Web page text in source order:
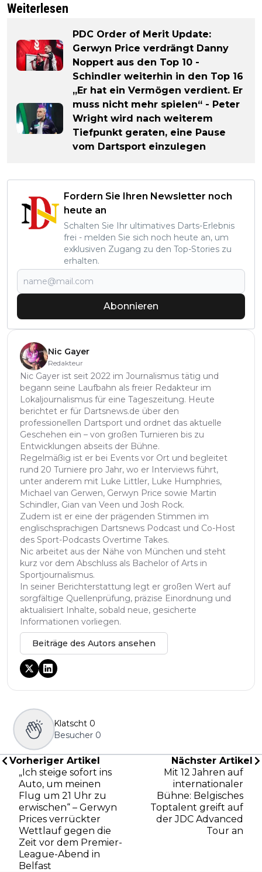
Weiterlesen
PDC Order of Merit Update:
Gerwyn Price verdrängt Danny
Noppert aus den Top 10 -
Schindler weiterhin in den Top 16
„Er hat ein Vermögen verdient. Er
muss nicht mehr spielen“ - Peter
Wright wird nach weiterem
Tiefpunkt geraten, eine Pause
vom Dartsport einzulegen
Fordern Sie Ihren Newsletter noch
heute an
Schalten Sie Ihr ultimatives Darts-Erlebnis
frei - melden Sie sich noch heute an, um
exklusiven Zugang zu den Top-Stories zu
erhalten.
Abonnieren
Nic Gayer
Redakteur
Nic Gayer ist seit 2022 im Journalismus tätig und
begann seine Laufbahn als freier Redakteur im
Lokaljournalismus für eine Tageszeitung. Heute
berichtet er für Dartsnews.de über den
professionellen Dartsport und ordnet das aktuelle
Geschehen ein – von großen Turnieren bis zu
Entwicklungen abseits der Bühne.
Regelmäßig ist er bei Events vor Ort und begleitet
rund 20 Turniere pro Jahr, wo er Interviews führt,
unter anderem mit Luke Littler, Luke Humphries,
Michael van Gerwen, Gerwyn Price sowie Martin
Schindler, Gian van Veen und Josh Rock.
Zudem ist er eine der prägenden Stimmen im
englischsprachigen Dartsnews Podcast und Co-Host
des Sport-Podcasts Overtime Takes.
Nic arbeitet aus der Nähe von München und steht
kurz vor dem Abschluss als Bachelor of Arts in
Sportjournalismus.
In seiner Berichterstattung legt er großen Wert auf
sorgfältige Quellenprüfung, präzise Einordnung und
aktualisiert Inhalte, sobald neue, gesicherte
Informationen vorliegen.
Beiträge des Autors ansehen
Klatscht 0
Besucher 0
Vorheriger Artikel
„Ich steige sofort ins
Auto, um meinen
Flug um 21 Uhr zu
erwischen“ – Gerwyn
Prices verrückter
Wettlauf gegen die
Zeit vor dem Premier-
League-Abend in
Belfast
Nächster Artikel
Mit 12 Jahren auf
internationaler
Bühne: Belgisches
Toptalent greift auf
der JDC Advanced
Tour an